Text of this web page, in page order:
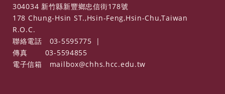
304034 新竹縣新豐鄉忠信街178號
178 Chung-Hsin ST.,Hsin-Feng,Hsin-Chu,Taiwan
R.O.C.
聯絡電話
03-5595775
|
傳真
03-5594855
電子信箱
mailbox@chhs.hcc.edu.tw